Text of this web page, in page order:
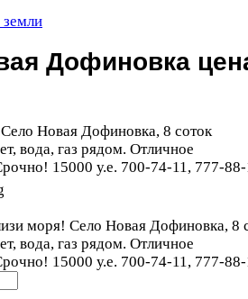
Дофиновка
Новая Дофиновка, 8 соток
вода, газ рядом. Отличное
15000 у.е. 700-74-11, 777-
моря! Село Новая Дофиновка, 8
вода, газ рядом. Отличное
15000 у.е. 700-74-11, 777-